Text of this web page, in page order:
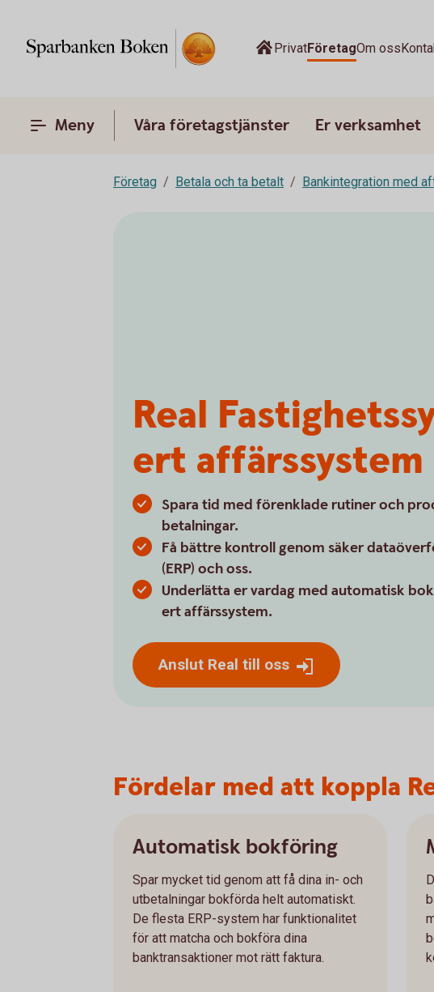
PrivatFöretagOm oss
Meny Våra företagstjänster Er verksamhet
Företag Betala och ta betalt Bankintegration med
Real
ert affärssystem
Spara tid med förenklade rutiner och
betalningar.
Få bättre kontroll genom säker
(ERP) och oss.
Underlätta er vardag med automatisk
ert affärssystem.
Anslut Real till oss
Fördelar med att koppla
Automatisk bokföring
Spar mycket tid genom att få dina in- och
utbetalningar bokförda helt automatiskt.
De flesta ERP-system har funktionalitet
för att matcha och bokföra dina
banktransaktioner mot rätt faktura.